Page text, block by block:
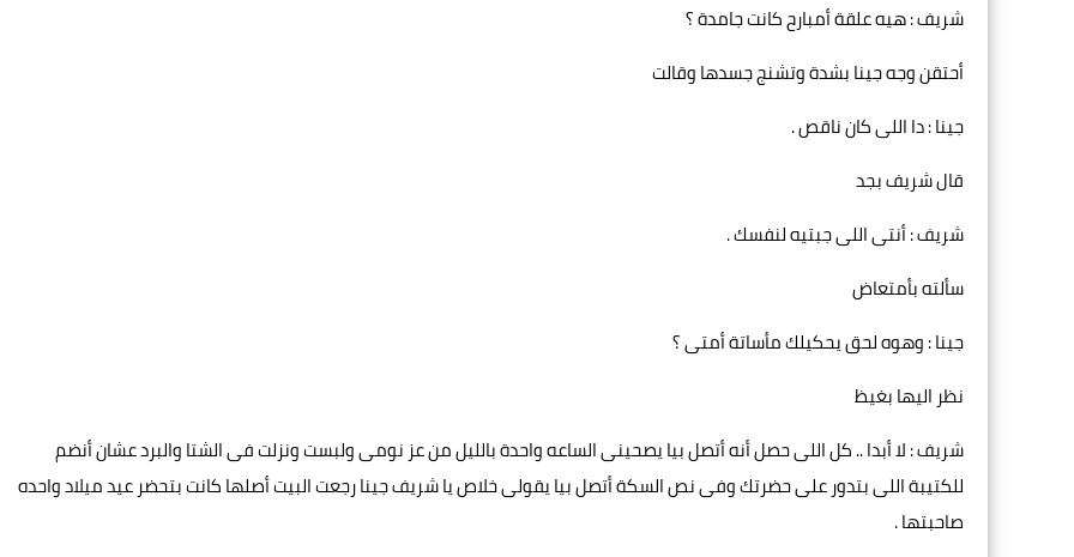
شريف : هيه علقة أمبارح كانت جامدة ؟
أحتقن وجه جينا بشدة وتشنج جسدها وقالت
جينا : دا اللى كان ناقص .
قال شريف بجد
شريف : أنتى اللى جبتيه لنفسك .
سألته بأمتعاض
جينا : وهوه لحق يحكيلك مأساتة أمتى ؟
نظر اليها بغيظ
شريف : لا أبدا .. كل اللى حصل أنه أتصل بيا يصحينى الساعه واحدة بالليل من عز نومى ولبست ونزلت فى الشتا والبرد عشان أنضم
للكتيبة اللى بتدور على حضرتك وفى نص السكة أتصل بيا يقولى خلاص يا شريف جينا رجعت البيت أصلها كانت بتحضر عيد ميلاد واحده
صاحبتها .